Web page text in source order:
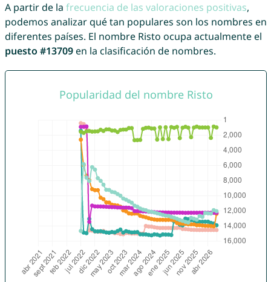
A partir de la frecuencia de las valoraciones positivas,
podemos analizar qué tan populares son los nombres en
diferentes países. El nombre Risto ocupa actualmente el
puesto #13709en la clasificación de nombres.